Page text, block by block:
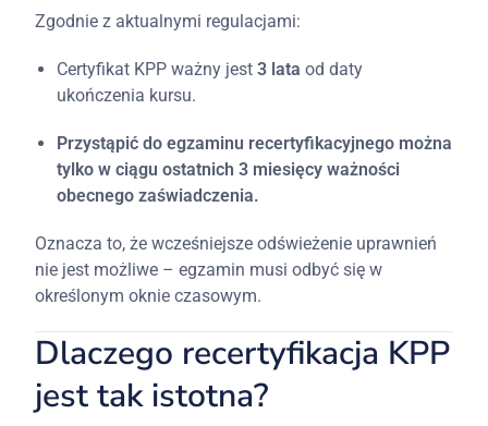
Zgodnie z aktualnymi regulacjami:
Certyfikat KPP ważny jest3 lata od daty
ukończenia kursu.
Przystąpić do egzaminu recertyfikacyjnego można
tylko w ciągu ostatnich 3 miesięcy ważności
obecnego zaświadczenia.
Oznacza to, że wcześniejsze odświeżenie uprawnień
nie jest możliwe – egzamin musi odbyć się w
określonym oknie czasowym.
Dlaczego recertyfikacja KPP
jest tak istotna?